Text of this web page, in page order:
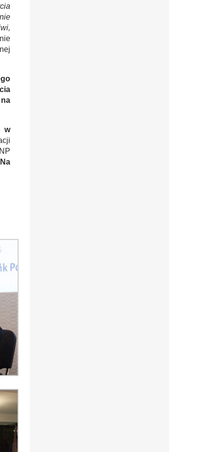
w
Na